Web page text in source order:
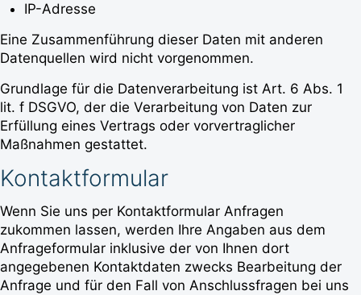
IP-Adresse
Eine Zusammenführung dieser Daten mit anderen
Datenquellen wird nicht vorgenommen.
Grundlage für die Datenverarbeitung ist Art. 6 Abs. 1
lit. f DSGVO, der die Verarbeitung von Daten zur
Erfüllung eines Vertrags oder vorvertraglicher
Maßnahmen gestattet.
Kontaktformular
Wenn Sie uns per Kontaktformular Anfragen
zukommen lassen, werden Ihre Angaben aus dem
Anfrageformular inklusive der von Ihnen dort
angegebenen Kontaktdaten zwecks Bearbeitung der
Anfrage und für den Fall von Anschlussfragen bei uns